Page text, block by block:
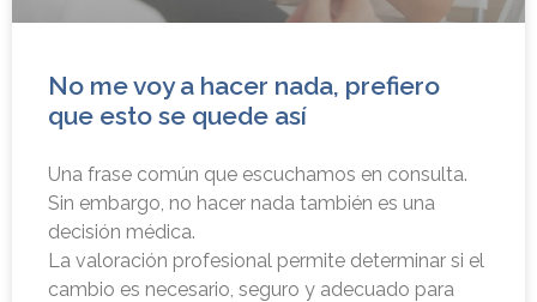
No me voy a hacer nada, prefiero
que esto se quede así
Una frase común que escuchamos en consulta.
Sin embargo, no hacer nada también es una
decisión médica.
⁠La valoración profesional permite determinar si el
cambio es necesario, seguro y adecuado para